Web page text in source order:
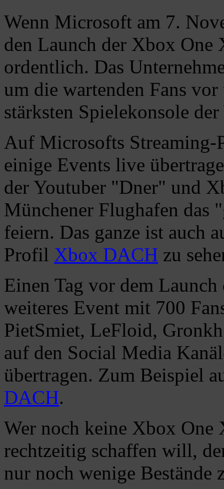
Wenn Microsoft am 7.
den Launch der Xbox One
ordentlich. Das
um die wartenden Fans
stärksten Spielekonsole
Auf Microsofts
einige Events live
der Youtuber "Dner" und
Münchener Flughafen das
feiern. Das ganze ist auch
Profil Xbox DACH zu
Einen Tag vor dem
weiteres Event mit 700
PietSmiet, LeFloid,
auf den Social Media
übertragen. Zum Beispiel
DACH.
Wer noch keine Xbox One
rechtzeitig schaffen will,
nur noch wenige Bestände